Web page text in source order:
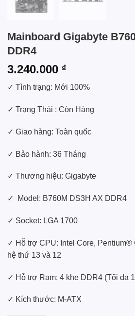
Mainboard Gigabyte
DDR4
3.240.000 ₫
✓ Tình trạng: Mới 100%
✓ Trạng Thái : Còn Hàng
✓ Giao hàng: Toàn quốc
✓ Bảo hành: 36 Tháng
✓ Thương hiệu: Gigabyte
✓ Model: B760M DS3H AX DDR4
✓ Socket: LGA 1700
✓ Hỗ trợ CPU: Intel Core, Pentium®
hệ thứ 13 và 12
✓ Hỗ trợ Ram: 4 khe DDR4 (Tối đa
✓ Kích thước: M-ATX